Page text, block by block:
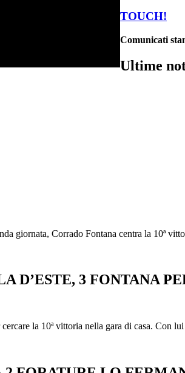
TOUCH!
Comunicati
Ultime
giornata, Corrado Fontana centra la 10ª
D’ESTE, 3 FONTANA
la 10ª vittoria nella gara di casa. Con